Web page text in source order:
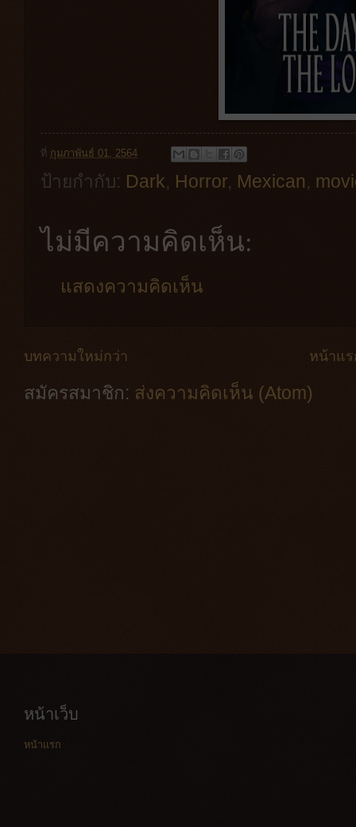
ที่ กุมภาพันธ์ 01, 2564
ป้ายกำกับ: Dark, Horror, Mexican,
ไม่มีความคิดเห็น:
แสดงความคิดเห็น
บทความใหม่กว่า หน้าแร
สมัครสมาชิก: ส่งความคิดเห็น (Atom)
หน้าเว็บ
หน้าแรก